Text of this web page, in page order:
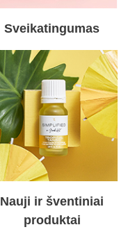
Sveikatingumas
Nauji ir šventiniai
produktai